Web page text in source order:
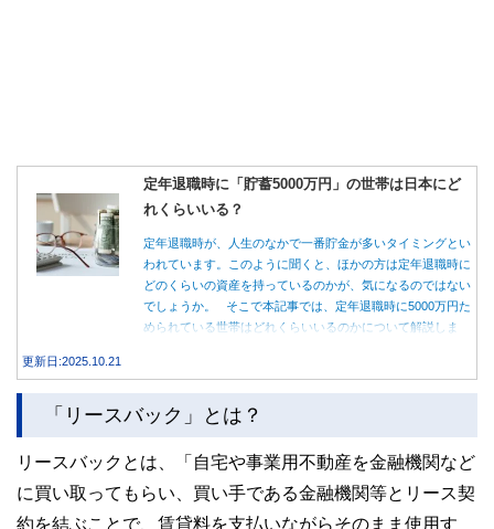
定年退職時に「貯蓄5000万円」の世帯は日本にど
れくらいいる？
定年退職時が、人生のなかで一番貯金が多いタイミングとい
われています。このように聞くと、ほかの方は定年退職時に
どのくらいの資産を持っているのかが、気になるのではない
でしょうか。 そこで本記事では、定年退職時に5000万円た
められている世帯はどれくらいいるのかについて解説しま
更新日:2025.10.21
「リースバック」とは？
リースバックとは、「自宅や事業用不動産を金融機関など
に買い取ってもらい、買い手である金融機関等とリース契
約を結ぶことで、賃貸料を支払いながらそのまま使用す